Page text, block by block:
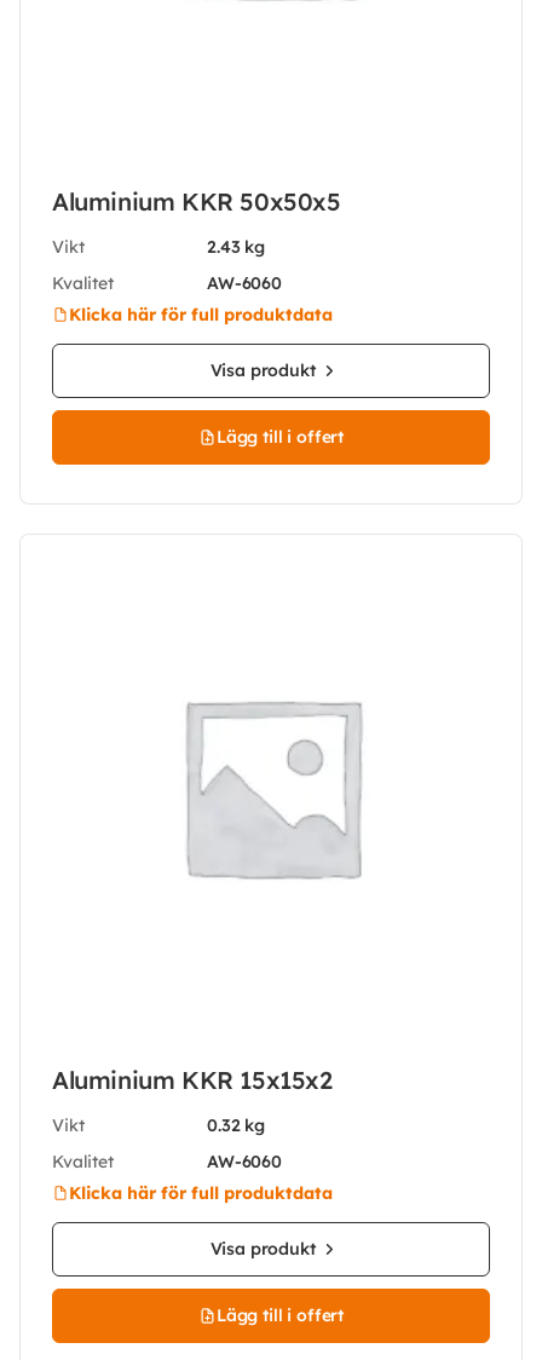
Aluminium KKR 50x50x5
Vikt
2.43 kg
Kvalitet
AW-6060
Klicka här för full produktdata
Visa produkt
Lägg till i offert
Aluminium KKR 15x15x2
Vikt
0.32 kg
Kvalitet
AW-6060
Klicka här för full produktdata
Visa produkt
Lägg till i offert